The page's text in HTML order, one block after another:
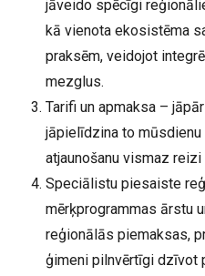
jāveido spēcīgi
kā vienota ekosistēma
praksēm, veidojot
mezglus.
Tarifi un apmaksa –
jāpielīdzina to
atjaunošanu vismaz
Speciālistu piesaiste
mērķprogrammas ārstu
reģionālās piemaksas,
ģimeni pilnvērtīgi dzīvot